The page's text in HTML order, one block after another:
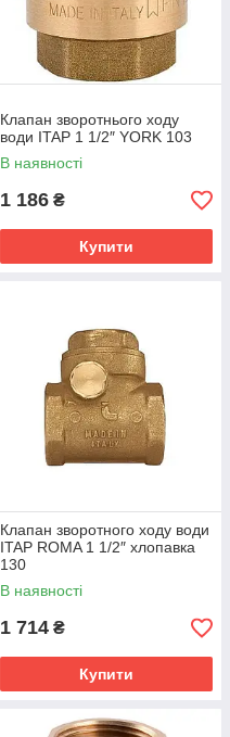
Клапан зворотнього ходу
води ITAP 1 1/2″ YORK 103
В наявності
1 186 ₴
Купити
Клапан зворотного ходу води
ITAP ROMA 1 1/2″ хлопавка
130
В наявності
1 714 ₴
Купити